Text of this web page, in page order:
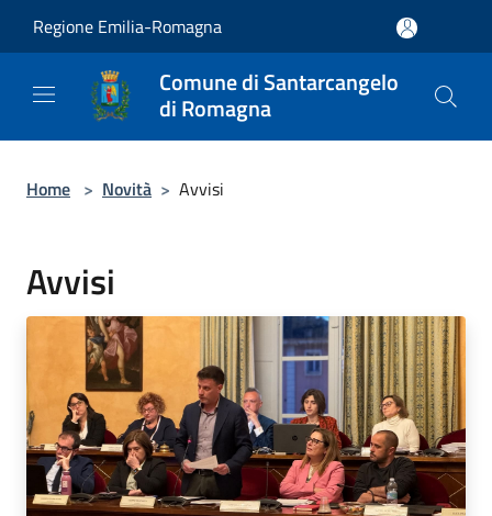
Regione Emilia-Romagna
Comune di Santarcangelo
di Romagna
Home > Novità > Avvisi
Avvisi